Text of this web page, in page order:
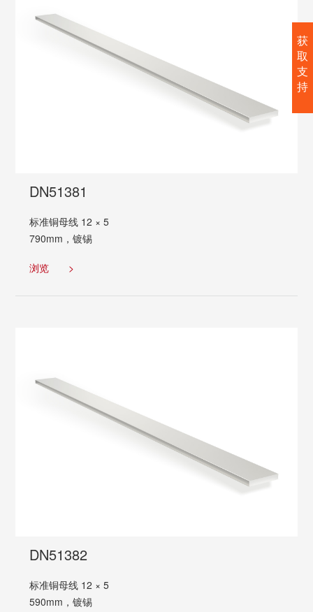
DN51381
标准铜母线 12 × 5
790mm，镀锡
浏览 >
DN51382
标准铜母线 12 × 5
590mm，镀锡
获
取
支
持